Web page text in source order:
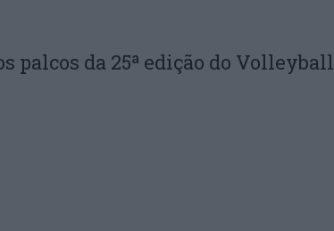
palcos da 25ª edição do Volleyball